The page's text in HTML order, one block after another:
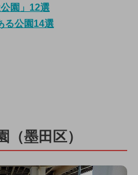
園」12選
る公園14選
墨田区）